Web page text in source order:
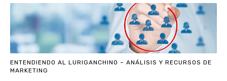
ENTENDIENDO AL LURIGANCHINO – ANÁLISIS Y RECURSOS DE
MARKETING